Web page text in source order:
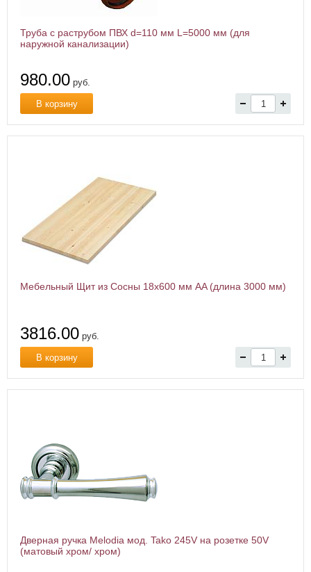
Труба с раструбом ПВХ d=110 мм L=5000 мм (для
наружной канализации)
980.00 руб.
В корзину
Мебельный Щит из Сосны 18х600 мм AA (длина 3000 мм)
3816.00 руб.
В корзину
Дверная ручка Melodia мод. Tako 245V на розетке 50V
(матовый хром/ хром)